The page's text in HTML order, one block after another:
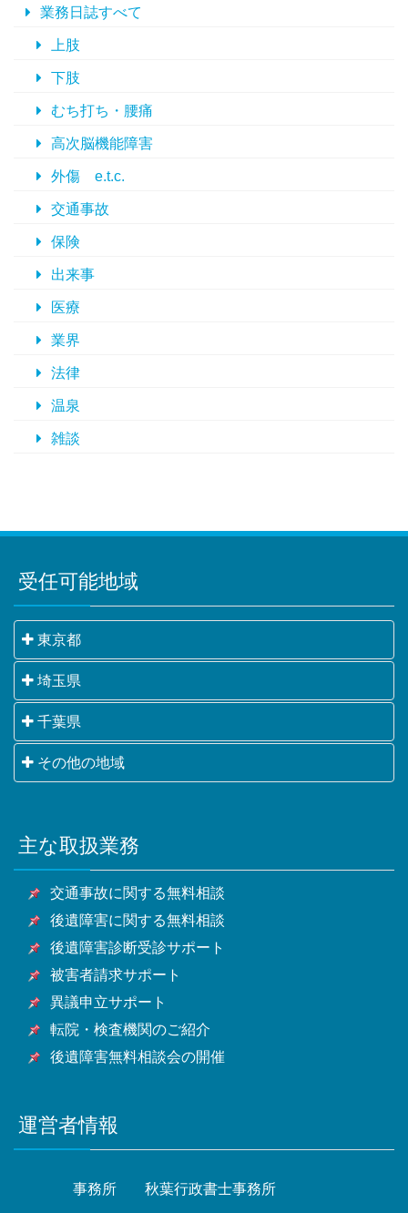
業務日誌すべて
上肢
下肢
むち打ち・腰痛
高次脳機能障害
外傷 e.t.c.
交通事故
保険
出来事
医療
業界
法律
温泉
雑談
受任可能地域
東京都
千代田区・中央区・港区・新宿区・文京区・台東区・
墨田区・江東区・品川区・目黒区・大田区・世田谷
区・渋谷区・中野区・杉並区・豊島区・北区・荒川
区・板橋区・練馬区・足立区・葛飾区・江戸川区・八
王子市・立川市・武蔵野市・三鷹市・青梅市・府中
市・東大和市・清瀬市・東久留米市・武蔵村山市・多
摩市・稲城市・羽村市・あきる野市・西東京市他東京
都全域
埼玉県
さいたま市・川越市・熊谷市・川口市・行田市・秩父
市・所沢市・飯能市・加須市・本庄市・東松山市・春
日部市・狭山市・羽生市・鴻巣市・深谷市・上尾市・
潮市・富士見市・三郷市・蓮田市・坂戸市・幸手市・
鶴ヶ島市・日高市・吉川市・ふじみ野市・白岡市他埼
千葉県
千葉市・銚子市・市川市・船橋市・館山市・木更津
市・松戸市・野田市・茂原市・成田市・佐倉市・東金
市・富津市・浦安市・四街道市・袖ケ浦市・八街市・
印西市・白井市・富里市・南房総市・匝瑳市・香取
市・山武市・いすみ市・大網白里市他千葉県全域
その他の地域
甲府市・山梨市・南アルプス市他山梨県全域・長野
県・静岡県等
主な取扱業務
交通事故に関する無料相談
後遺障害に関する無料相談
後遺障害診断受診サポート
被害者請求サポート
異議申立サポート
転院・検査機関のご紹介
後遺障害無料相談会の開催
運営者情報
事務所 秋葉行政書士事務所